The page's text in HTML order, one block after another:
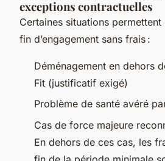
exceptions contractuelles
Certaines situations
fin d’engagement sans frais :
Déménagement en dehors
Fit (justificatif exigé)
Problème de santé avéré
Cas de force majeure
En dehors de ces cas, les